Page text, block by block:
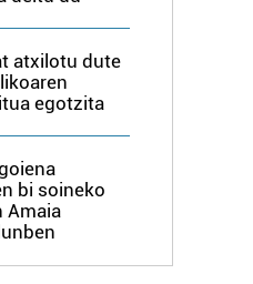
atxilotu dute
egotzita
bi soineko
Amaia